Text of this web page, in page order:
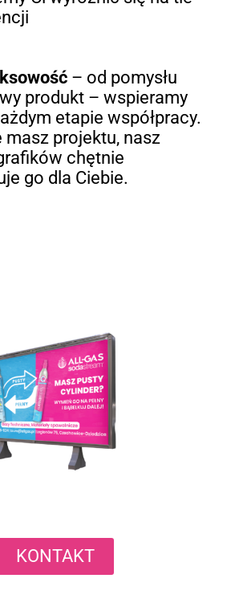
– od pomysłu
produkt – wspieramy
etapie współpracy.
masz projektu, nasz
chętnie
go dla Ciebie.
KONTAKT